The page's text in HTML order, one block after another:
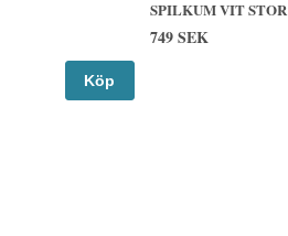
Köp
SPILKUM VIT STOR
749 SEK